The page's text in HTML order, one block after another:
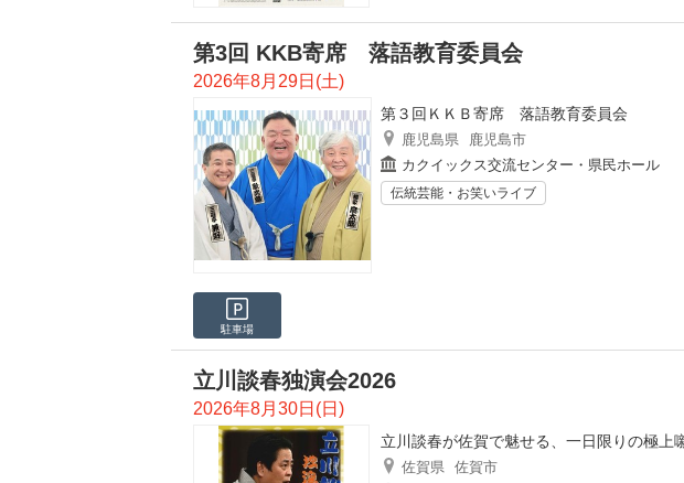
第3回 KKB寄席 落語教育委員会
2026年8月29日(土)
第３回ＫＫＢ寄席 落語教育委員会
鹿児島県
鹿児島市
カクイックス交流センター・県民ホール
伝統芸能・お笑いライブ
駐車場
立川談春独演会2026
2026年8月30日(日)
立川談春が佐賀で魅せる、一日限りの極上
佐賀県 佐賀市